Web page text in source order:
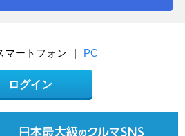
マートフォン | PC
ログイン